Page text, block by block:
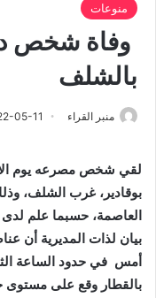
منوعات
وفاة شخص
بالشلف
منبر القراء 05-11
لقي شخص مصرعه يوم
بوقادير، غرب الشلف،
العاصمة، حسبما علم لدى
بيان لذات المديرية أن
أمس في حدود الساعة
بالقطار وقع على مستوى